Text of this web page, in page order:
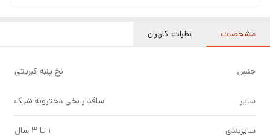
مشخصات نظرات کاربران
جنس نخ پنبه کبریتی
سایر ساقدار نخی دخترونه شیک
سایزبندی ۱ تا ۳ سال